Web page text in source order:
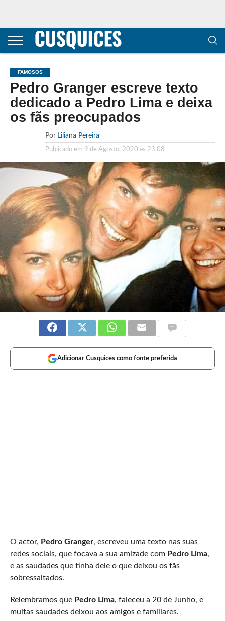
CONTACTOS
HOME
POLÍTICA DE
E COOKIES
SOBRE
TERMOS E
TRANSPARÊNCIA
METODOLOGIA
FAMOSOS
Pedro Granger escreve texto
dedicado a Pedro Lima e deixa
os fãs preocupados
Por Liliana Pereira
Publicado em 9 de Agosto, 2020 às 23:08
Adicionar Cusquices como fonte preferida
O actor, Pedro Granger, escreveu uma texto nas suas
redes sociais, que focava a sua amizade com Pedro Lima,
e as saudades que tinha dele o que deixou os fãs
sobressaltados.
Relembramos que Pedro Lima, faleceu a 20 de Junho, e
muitas saudades deixou aos amigos e familiares.